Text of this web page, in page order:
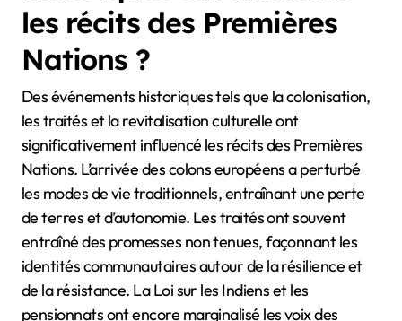
Quels événements
historiques ont influencé
les récits des Premières
Nations ?
Des événements historiques tels que la colonisation,
les traités et la revitalisation culturelle ont